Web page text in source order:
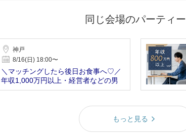
同じ会場のパーティー
神戸
8/16(日) 18:00〜
＼マッチングしたら後日お食事へ♡／
年収1,000万円以上・経営者などの男
性
もっと見る